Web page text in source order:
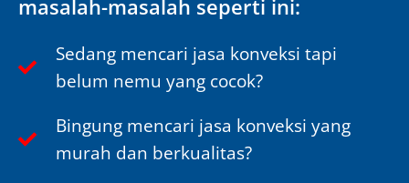
masalah-masalah seperti ini:
Sedang mencari jasa konveksi tapi
belum nemu yang cocok?
Bingung mencari jasa konveksi yang
murah dan berkualitas?